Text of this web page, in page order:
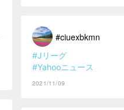
#ciuexbkmn
#Jリーグ
#Yahooニュース
2021/11/09